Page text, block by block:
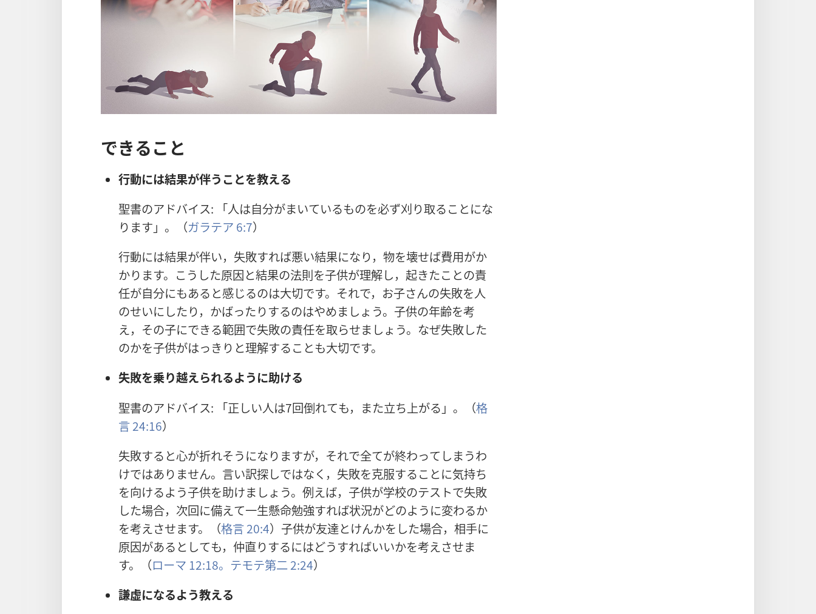
できること
行動には結果が伴うことを教える
聖書のアドバイス: 「人は自分がまいているものを必ず刈り取ることにな
ります」。（ガラテア 6:7）
行動には結果が伴い， 失敗すれば悪い結果になり， 物を壊せば費用がか
かります。こうした原因と結果の法則を子供が理解し， 起きたことの責
任が自分にもあると感じるのは大切です。それで，お子さんの失敗を人
のせいにしたり，かばったりするのはやめましょう。 子供の年齢を考
え，その子にできる範囲で失敗の責任を取らせましょう。なぜ失敗した
のかを子供がはっきりと理解することも大切です。
失敗を乗り越えられるように助ける
聖書のアドバイス: 「正しい人は7回倒れても，また立ち上がる」。（格
言24:16）
失敗すると心が折れそうになりますが，それで全てが終わってしまうわ
けではありません。 言い訳探しではなく， 失敗を克服することに気持ち
を向けるよう子供を助けましょう。 例えば， 子供が学校のテストで失敗
した場合， 次回に備えて一生懸命勉強すれば状況がどのように変わるか
を考えさせます。（格言20:4） 子供が友達とけんかをした場合， 相手に
原因があるとしても， 仲直りするにはどうすればいいかを考えさせま
す。（ローマ 12:18。 テモテ第二2:24）
謙虚になるよう教える